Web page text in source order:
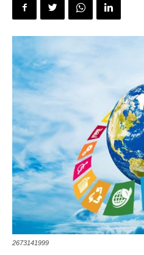
2673141999